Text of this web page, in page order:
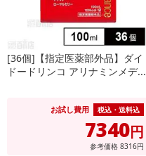
[36個]【指定医薬部外品】ダイ
ドードリンコ アリナミンメデ...
お試し費用 税込・送料込
7340円
参考価格 8316円